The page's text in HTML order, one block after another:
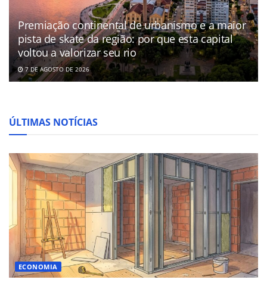
Premiação continental de urbanismo e a maior
pista de skate da região: por que esta capital
voltou a valorizar seu rio
7 DE AGOSTO DE 2026
ÚLTIMAS NOTÍCIAS
ECONOMIA